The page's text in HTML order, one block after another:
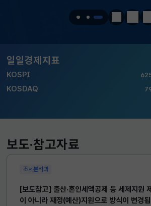
정지 이전
일일경제지표
KOSPI
KOSDAQ
국고채(3년)
보도·참고자료
조세분석과
[보도참고] 출산·혼인세액공제 등 세제지원
이 아니라 재정(예산)지원으로 방식이 변경